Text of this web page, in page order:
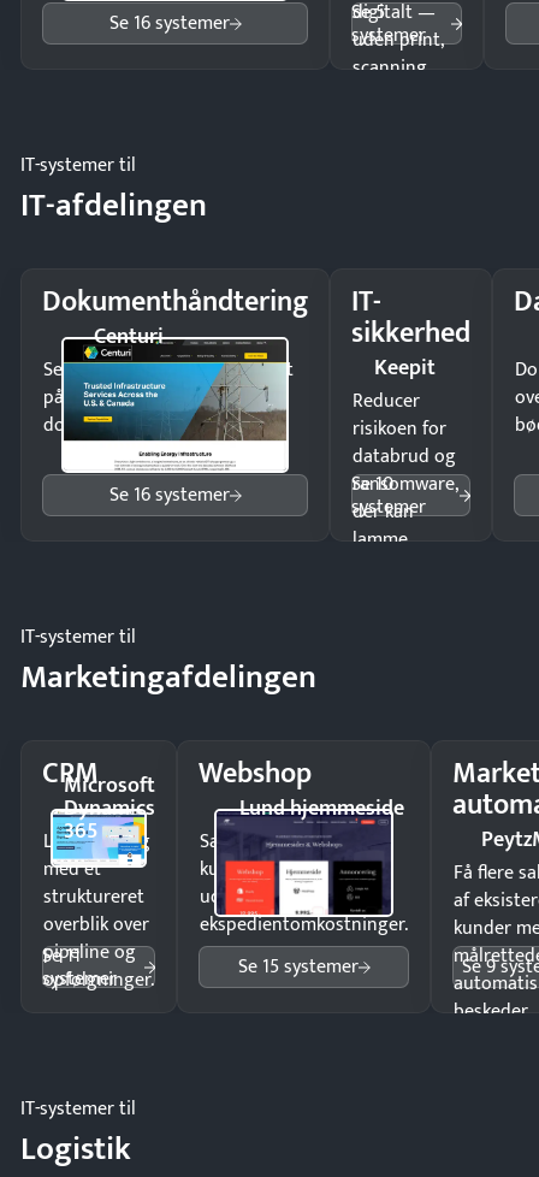
Se 16 systemer
digitalt —
uden print,
scanning
Se 5
systemer
IT-systemer til
IT-afdelingen
Dokumenthåndtering
Centuri
Send kontrakter til underskrift
på minutter og mist ingen
dokumenter.
Se 16 systemer
IT-
sikkerhed
Keepit
Reducer
risikoen for
databrud og
ransomware,
der kan
lamme
Se 10
systemer
IT-systemer til
Marketingafdelingen
CRM
Microsoft
Dynamics
365
Luk flere salg
med et
struktureret
overblik over
pipeline og
opfølgninger.
Se 11
systemer
Webshop
Lund hjemmeside
Sælg produkter 24/7 til
kunder i hele landet
uden
ekspedientomkostninger.
Se 15 systemer
Få flere
af
kunder
beskeder.
Se 9
IT-systemer til
Logistik